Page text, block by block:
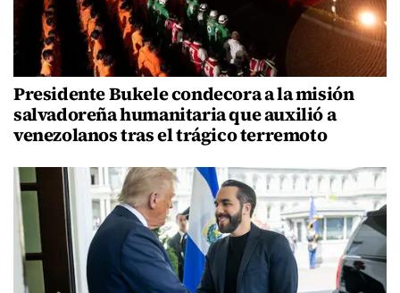
Presidente Bukele condecora a la misión
salvadoreña humanitaria que auxilió a
venezolanos tras el trágico terremoto